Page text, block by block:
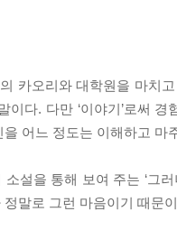
카오리와 대학원을 마치
이다. 다만 ‘이야기’로써
어느 정도는 이해하고
설을 통해 보여 주는 ‘그
말로 그런 마음이기 때문